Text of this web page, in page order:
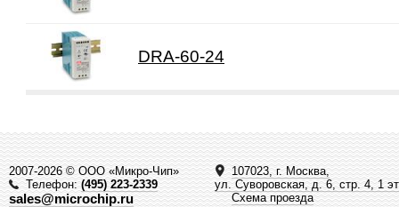
DRA-60-24
2007-2026 © ООО «Микро-Чип»
Телефон:(495) 223-2339
sales@microchip.ru
107023, г. Москва,
ул. Суворовская, д. 6, стр. 4, 1
Схема проезда